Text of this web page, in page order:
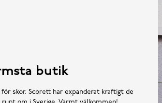
butik
skor. Scorett har expanderat kraftigt de